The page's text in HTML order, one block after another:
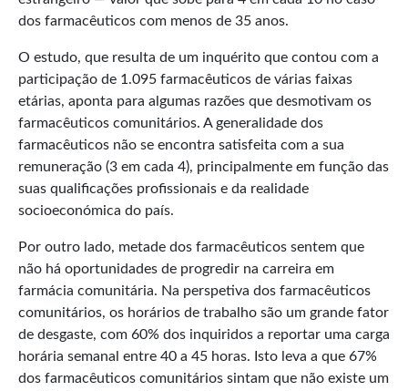
dos farmacêuticos com menos de 35 anos.
O estudo, que resulta de um inquérito que contou com a
participação de 1.095 farmacêuticos de várias faixas
etárias, aponta para algumas razões que desmotivam os
farmacêuticos comunitários. A generalidade dos
farmacêuticos não se encontra satisfeita com a sua
remuneração (3 em cada 4), principalmente em função das
suas qualificações profissionais e da realidade
socioeconómica do país.
Por outro lado, metade dos farmacêuticos sentem que
não há oportunidades de progredir na carreira em
farmácia comunitária. Na perspetiva dos farmacêuticos
comunitários, os horários de trabalho são um grande fator
de desgaste, com 60% dos inquiridos a reportar uma carga
horária semanal entre 40 a 45 horas. Isto leva a que 67%
dos farmacêuticos comunitários sintam que não existe um